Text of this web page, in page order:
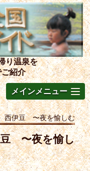
り温泉を
紹介
メインメニュー
西伊豆 〜夜を愉しむ
〜夜を愉し